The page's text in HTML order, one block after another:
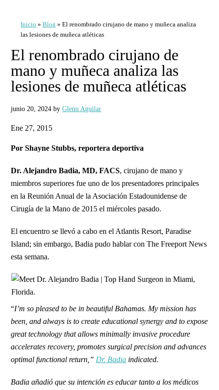
Inicio »Blog »El renombrado cirujano de mano y muñeca analiza
las lesiones de muñeca atléticas
El renombrado cirujano de
mano y muñeca analiza las
lesiones de muñeca atléticas
junio 20, 2024 byGlenn Aguilar
Ene 27, 2015
Por Shayne Stubbs, reportera deportiva
Dr. Alejandro Badia, MD, FACS, cirujano de mano y
miembros superiores fue uno de los presentadores principales
en la Reunión Anual de la Asociación Estadounidense de
Cirugía de la Mano de 2015 el miércoles pasado.
El encuentro se llevó a cabo en el Atlantis Resort, Paradise
Island; sin embargo, Badia pudo hablar con The Freeport News
esta semana.
“I’m so pleased to be in beautiful Bahamas. My mission has
been, and always is to create educational synergy and to expose
great technology that allows minimally invasive procedure
accelerates recovery, promotes surgical precision and advances
optimal functional return,” Dr. Badia indicated.
Badia añadió que su intención es educar tanto a los médicos